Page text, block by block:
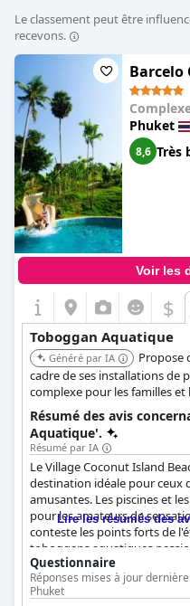
Le classement peut être
recevons.
Barcelo
Phuket
8,6 Très
Voir les
$
Toboggan Aquatique
Généré par IA
Propose
cadre de ses installations de
complexe pour les familles
d'activités et de commodités
Résumé des avis
Aquatique'.
Résumé par IA
Le Village Coconut Island
destination idéale pour ceux
amusantes. Les piscines et
pour les amateurs de
conteste les points forts de
toboggans aquatiques
comme par les adultes. Les
excellentes et offrent trois
qu'il y ait parfois des travaux
Lire les résumés des
Questionnaire
Réponses mises à jour
Phuket